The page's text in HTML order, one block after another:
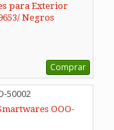
para Exterior
Negros
Comprar
50002
OOO-